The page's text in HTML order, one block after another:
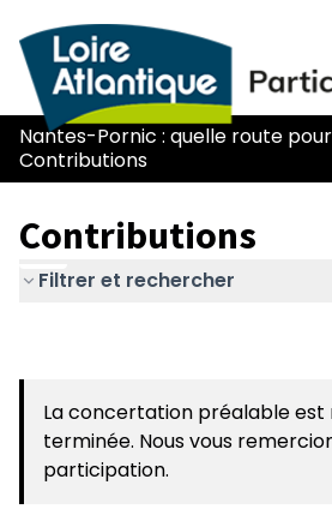
Nantes-Pornic : quelle route
Contributions
Contributions
Filtrer et rechercher
La concertation préalable
terminée. Nous vous
participation.